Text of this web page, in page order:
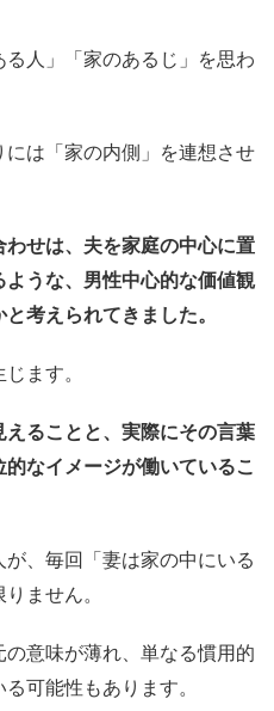
る人」「家のあるじ」を思わ
は「家の内側」を連想させ
せは、夫を家庭の中心に置
うな、男性中心的な価値観
考えられてきました。
ます。
ることと、実際にその言葉
なイメージが働いているこ
、毎回「妻は家の中にいる
ません。
意味が薄れ、単なる慣用的
可能性もあります。